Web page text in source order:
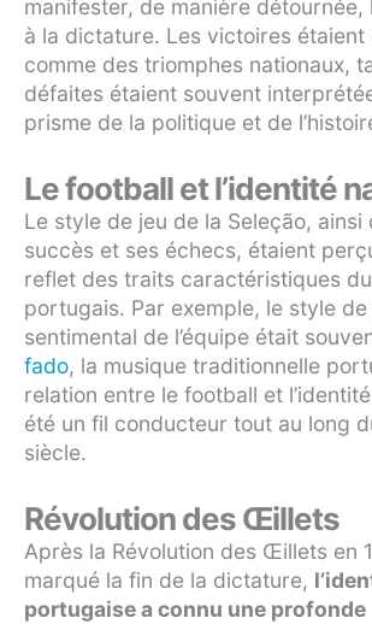
manifester, de manière
à la dictature. Les victoires étaient
comme des triomphes nationaux,
défaites étaient souvent
prisme de la politique et de
Le football et l’identité
Le style de jeu de la Seleção, ainsi
succès et ses échecs, étaient
reflet des traits caractéristiques
portugais. Par exemple, le style
sentimental de l’équipe était
fado, la musique traditionnelle
relation entre le football et
été un fil conducteur tout au long
siècle.
Révolution des Œillets
Après la Révolution des Œillets en
marqué la fin de la dictature,
portugaise a connu une profonde